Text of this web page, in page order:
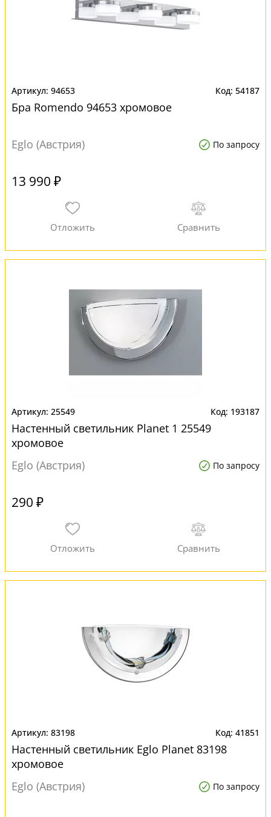
94653 54187
Бра Romendo 94653 хромовое
Eglo (Австрия) По запросу
13 990 ₽
25549 193187
Настенный светильник Planet 1 25549
хромовое
Eglo (Австрия)
По запросу
290 ₽
83198 41851
Настенный светильник Eglo Planet 83198
хромовое
Eglo (Австрия)
По запросу